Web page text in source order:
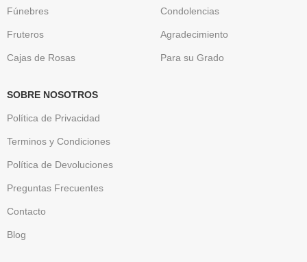
Fúnebres
Fruteros
Cajas de Rosas
Condolencias
Agradecimiento
Para su Grado
SOBRE NOSOTROS
Política de Privacidad
Terminos y Condiciones
Política de Devoluciones
Preguntas Frecuentes
Contacto
Blog